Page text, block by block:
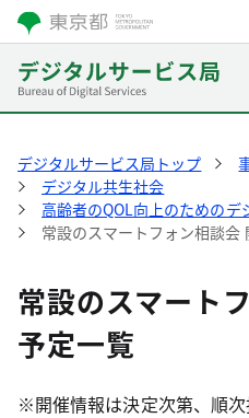
デジタルサービス局トップ
デジタル共生社会
高齢者のQOL向上のためのデ
常設のスマートフォン相談会
常設のスマート
予定一覧
※開催情報は決定次第、順次